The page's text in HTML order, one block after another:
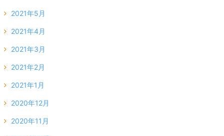
2021年5月
2021年4月
2021年3月
2021年2月
2021年1月
2020年12月
2020年11月